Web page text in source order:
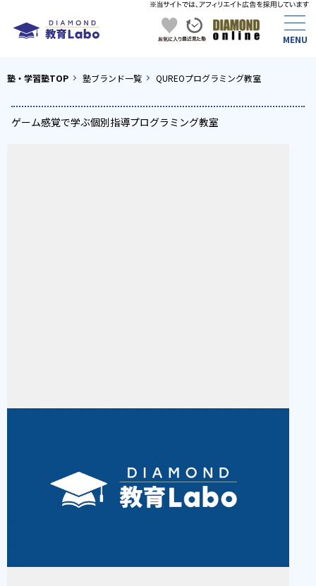
塾・学習塾TOP 塾ブランド一覧 QUREOプログラミング教室
ゲーム感覚で学ぶ個別指導プログラミング教室